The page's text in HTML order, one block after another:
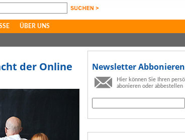
ÜBER UNS
der Online Newsletter Abbonieren
Hier können Sie Ihren
abonieren oder abbestellen